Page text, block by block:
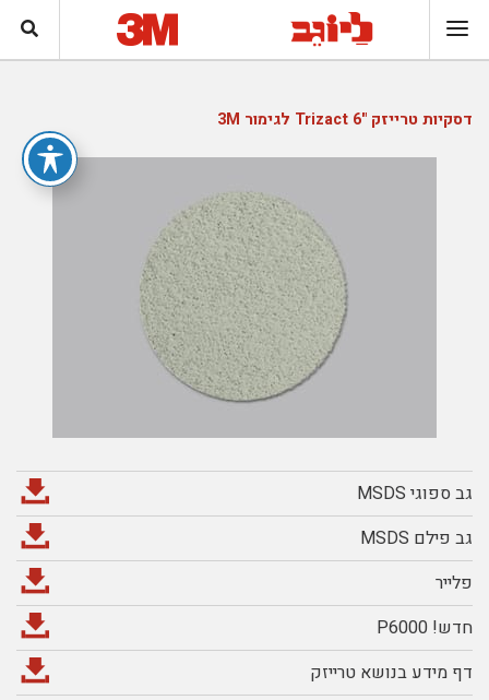
דסקיות טרייזק "Trizact 6 לגימור 3M
גב ספוגי MSDS
גב פילם MSDS
פלייר
חדש! P6000
דף מידע בנושא טרייזק